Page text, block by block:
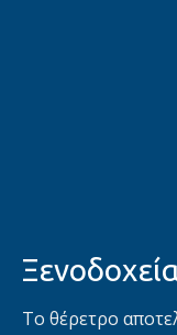
Το θέρετρο